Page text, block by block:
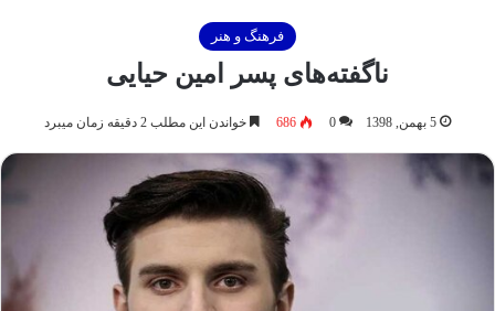
فرهنگ و هنر
ناگفته‌های پسر امین حیایی
5 بهمن, 1398 0
686 خواندن این مطلب 2 دقیقه زمان میبرد